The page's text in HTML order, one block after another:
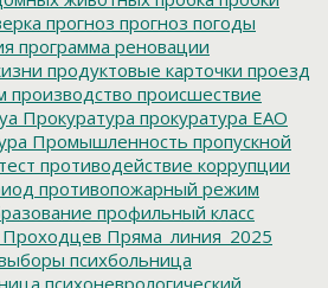
прогноз прогноз погоды
программа реновации
продуктовые карточки проезд
производство происшествие
Прокуратура прокуратура ЕАО
Промышленность пропускной
противодействие коррупции
противопожарный режим
профильный класс
Проходцев Пряма_линия_2025
психбольница
психоневрологический